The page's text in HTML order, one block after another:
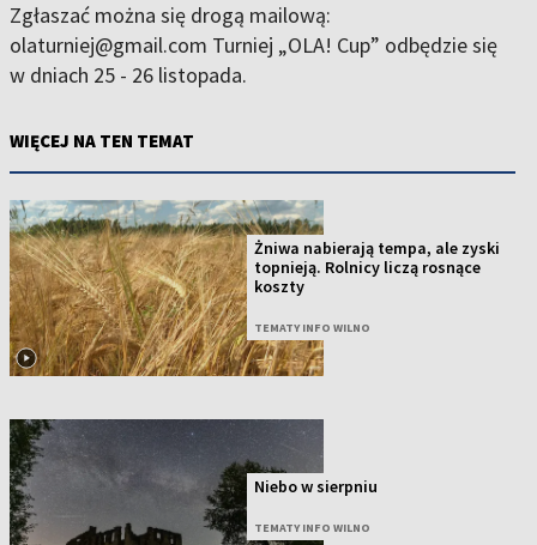
Zgłaszać można się drogą mailową:
olaturniej@gmail.com Turniej „OLA! Cup” odbędzie się
w dniach 25 - 26 listopada.
WIĘCEJ NA TEN TEMAT
Żniwa nabierają tempa, ale zyski
topnieją. Rolnicy liczą rosnące
koszty
TEMATY INFO WILNO
Niebo w sierpniu
TEMATY INFO WILNO